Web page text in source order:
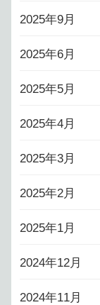
2025年9月
2025年6月
2025年5月
2025年4月
2025年3月
2025年2月
2025年1月
2024年12月
2024年11月